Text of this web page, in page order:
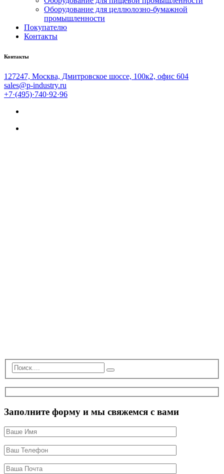
Оборудование для целлюлозно-бумажной
промышленности
Покупателю
Контакты
Контакты
127247, Москва, Дмитровское шоссе, 100к2, офис 604
sales@p-industry.ru
+7·(495)·740·92·96
Заполните форму и мы свяжемся с вами